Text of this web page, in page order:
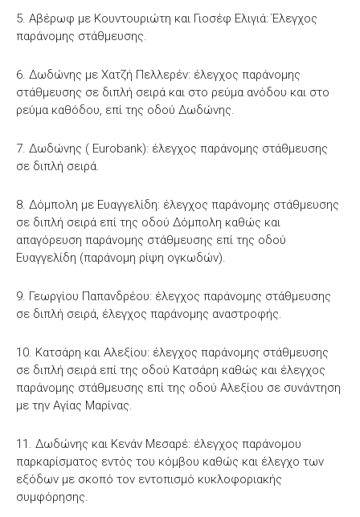
5. Αβέρωφ με Κουντουριώτη και Γιοσέφ Ελιγιά: Έλεγχος
παράνομης στάθμευσης.
6. Δωδώνης με Χατζή Πελλερέν: έλεγχος παράνομης
στάθμευσης σε διπλή σειρά και στο ρεύμα ανόδου και στο
ρεύμα καθόδου, επί της οδού Δωδώνης.
7. Δωδώνης ( Eurobank): έλεγχος παράνομης στάθμευσης
σε διπλή σειρά.
8. Δόμπολη με Ευαγγελίδη: έλεγχος παράνομης στάθμευσης
σε διπλή σειρά επί της οδού Δόμπολη καθώς και
απαγόρευση παράνομης στάθμευσης επί της οδού
Ευαγγελίδη (παράνομη ρίψη ογκωδών).
9. Γεωργίου Παπανδρέου: έλεγχος παράνομης στάθμευσης
σε διπλή σειρά, έλεγχος παράνομης αναστροφής.
10. Κατσάρη και Αλεξίου: έλεγχος παράνομης στάθμευσης
σε διπλή σειρά επί της οδού Κατσάρη καθώς και έλεγχος
παράνομης στάθμευσης επί της οδού Αλεξίου σε συνάντηση
με την Αγίας Μαρίνας.
11. Δωδώνης και Κενάν Μεσαρέ: έλεγχος παράνομου
παρκαρίσματος εντός του κόμβου καθώς και έλεγχο των
εξόδων με σκοπό τον εντοπισμό κυκλοφοριακής
συμφόρησης.